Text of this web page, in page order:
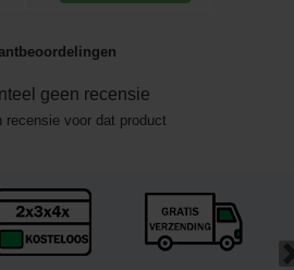
geen recensie
recensie voor dat product